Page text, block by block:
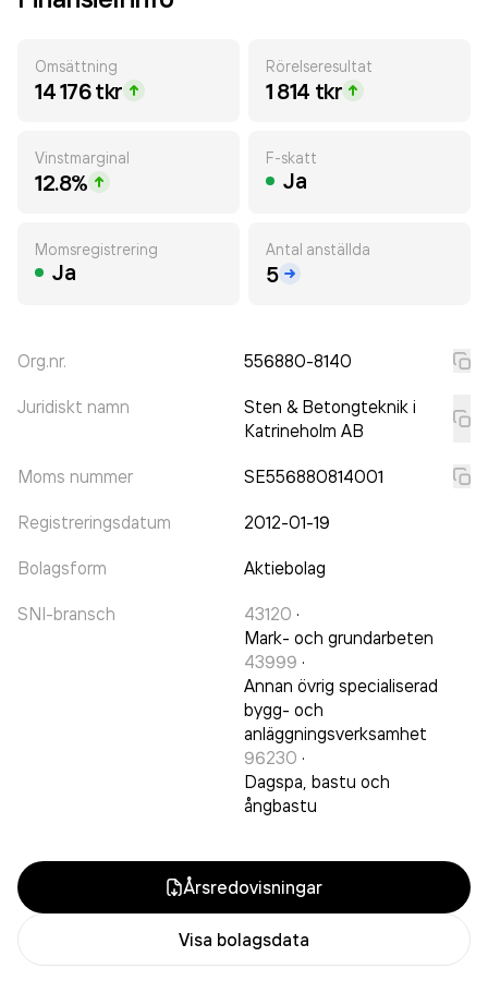
Omsättning
14 176 tkr
Rörelseresultat
1 814 tkr
Vinstmarginal
12.8%
F-skatt
Ja
Momsregistrering
Ja
Antal anställda
5
Org.nr. 556880-8140
Juridiskt namn
Sten & Betongteknik i
Katrineholm AB
Moms nummer SE556880814001
Registreringsdatum 2012-01-19
Bolagsform Aktiebolag
SNI-bransch 43120 ·
Mark- och grundarbeten
43999 ·
Annan övrig specialiserad
bygg- och
anläggningsverksamhet
96230 ·
Dagspa, bastu och
ångbastu
Årsredovisningar
Visa bolagsdata